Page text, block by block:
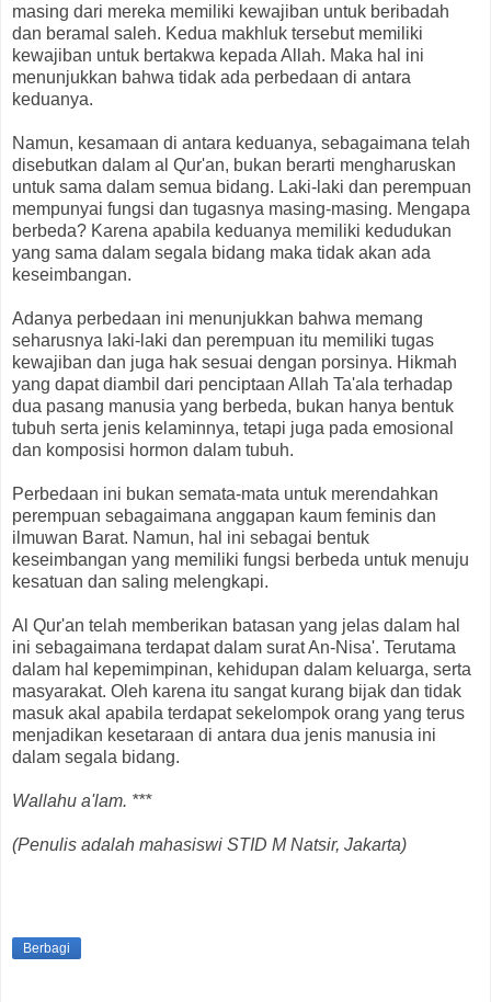
masing dari mereka memiliki kewajiban untuk beribadah
dan beramal saleh. Kedua makhluk tersebut memiliki
kewajiban untuk bertakwa kepada Allah. Maka hal ini
menunjukkan bahwa tidak ada perbedaan di antara
keduanya.
Namun, kesamaan di antara keduanya, sebagaimana telah
disebutkan dalam al Qur'an, bukan berarti mengharuskan
untuk sama dalam semua bidang. Laki-laki dan perempuan
mempunyai fungsi dan tugasnya masing-masing. Mengapa
berbeda? Karena apabila keduanya memiliki kedudukan
yang sama dalam segala bidang maka tidak akan ada
keseimbangan.
Adanya perbedaan ini menunjukkan bahwa memang
seharusnya laki-laki dan perempuan itu memiliki tugas
kewajiban dan juga hak sesuai dengan porsinya. Hikmah
yang dapat diambil dari penciptaan Allah Ta'ala terhadap
dua pasang manusia yang berbeda, bukan hanya bentuk
tubuh serta jenis kelaminnya, tetapi juga pada emosional
dan komposisi hormon dalam tubuh.
Perbedaan ini bukan semata-mata untuk merendahkan
perempuan sebagaimana anggapan kaum feminis dan
ilmuwan Barat. Namun, hal ini sebagai bentuk
keseimbangan yang memiliki fungsi berbeda untuk menuju
kesatuan dan saling melengkapi.
Al Qur'an telah memberikan batasan yang jelas dalam hal
ini sebagaimana terdapat dalam surat An-Nisa'. Terutama
dalam hal kepemimpinan, kehidupan dalam keluarga, serta
masyarakat. Oleh karena itu sangat kurang bijak dan tidak
masuk akal apabila terdapat sekelompok orang yang terus
menjadikan kesetaraan di antara dua jenis manusia ini
dalam segala bidang.
Wallahu a'lam. ***
(Penulis adalah mahasiswi STID M Natsir, Jakarta)
Berbagi